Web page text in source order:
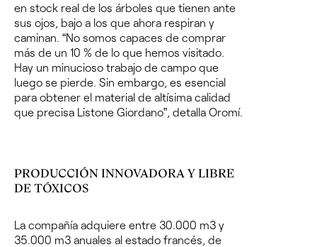
en stock real de los árboles que tienen ante
sus ojos, bajo a los que ahora respiran y
caminan. “No somos capaces de comprar
más de un 10 % de lo que hemos visitado.
Hay un minucioso trabajo de campo que
luego se pierde. Sin embargo, es esencial
para obtener el material de altísima calidad
que precisa Listone Giordano”, detalla Oromí.
PRODUCCIÓN INNOVADORA Y LIBRE
DE TÓXICOS
La compañía adquiere entre 30.000 m3 y
35.000 m3 anuales al estado francés, de